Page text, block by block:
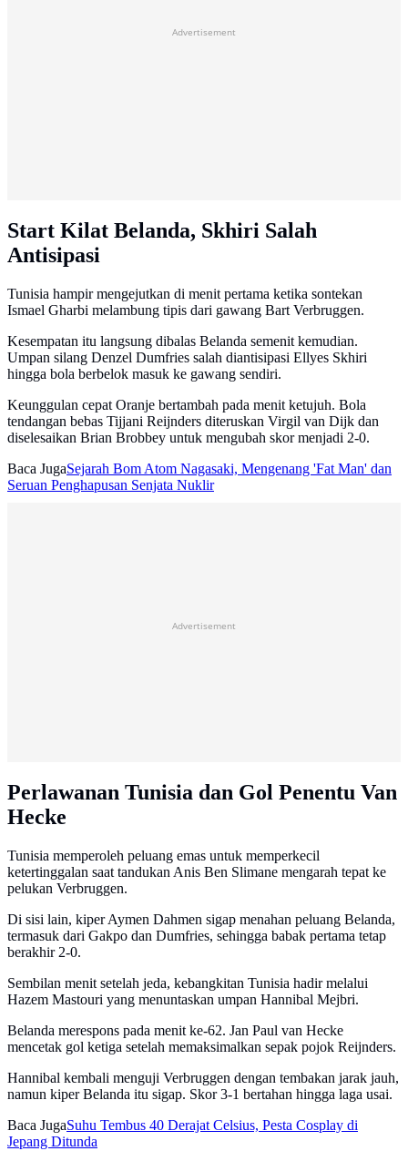
Advertisement
Start Kilat Belanda, Skhiri Salah
Antisipasi
Tunisia hampir mengejutkan di menit pertama ketika sontekan
Ismael Gharbi melambung tipis dari gawang Bart Verbruggen.
Kesempatan itu langsung dibalas Belanda semenit kemudian.
Umpan silang Denzel Dumfries salah diantisipasi Ellyes Skhiri
hingga bola berbelok masuk ke gawang sendiri.
Keunggulan cepat Oranje bertambah pada menit ketujuh. Bola
tendangan bebas Tijjani Reijnders diteruskan Virgil van Dijk dan
diselesaikan Brian Brobbey untuk mengubah skor menjadi 2-0.
Baca JugaSejarah Bom Atom Nagasaki, Mengenang 'Fat Man' dan
Seruan Penghapusan Senjata Nuklir
Advertisement
Perlawanan Tunisia dan Gol Penentu Van
Hecke
Tunisia memperoleh peluang emas untuk memperkecil
ketertinggalan saat tandukan Anis Ben Slimane mengarah tepat ke
pelukan Verbruggen.
Di sisi lain, kiper Aymen Dahmen sigap menahan peluang Belanda,
termasuk dari Gakpo dan Dumfries, sehingga babak pertama tetap
berakhir 2-0.
Sembilan menit setelah jeda, kebangkitan Tunisia hadir melalui
Hazem Mastouri yang menuntaskan umpan Hannibal Mejbri.
Belanda merespons pada menit ke-62. Jan Paul van Hecke
mencetak gol ketiga setelah memaksimalkan sepak pojok Reijnders.
Hannibal kembali menguji Verbruggen dengan tembakan jarak jauh,
namun kiper Belanda itu sigap. Skor 3-1 bertahan hingga laga usai.
Baca JugaSuhu Tembus 40 Derajat Celsius, Pesta Cosplay di
Jepang Ditunda